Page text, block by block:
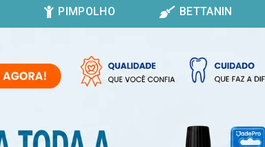
PIMPOLHO BETTANIN